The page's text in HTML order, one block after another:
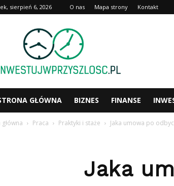
sierpień 6, 2026 O nas Mapa strony Kontakt
GŁÓWNA BIZNES FINANSE
Praca Praktyki i staże Jaka umowa po
Jaka